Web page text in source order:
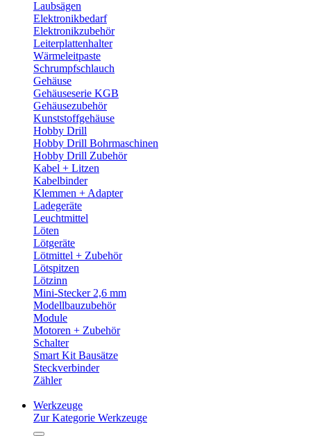
Laubsägen
Elektronikbedarf
Elektronikzubehör
Leiterplattenhalter
Wärmeleitpaste
Schrumpfschlauch
Gehäuse
Gehäuseserie KGB
Gehäusezubehör
Kunststoffgehäuse
Hobby Drill
Hobby Drill Bohrmaschinen
Hobby Drill Zubehör
Kabel + Litzen
Kabelbinder
Klemmen + Adapter
Ladegeräte
Leuchtmittel
Löten
Lötgeräte
Lötmittel + Zubehör
Lötspitzen
Lötzinn
Mini-Stecker 2,6 mm
Modellbauzubehör
Module
Motoren + Zubehör
Schalter
Smart Kit Bausätze
Steckverbinder
Zähler
Werkzeuge
Zur Kategorie Werkzeuge